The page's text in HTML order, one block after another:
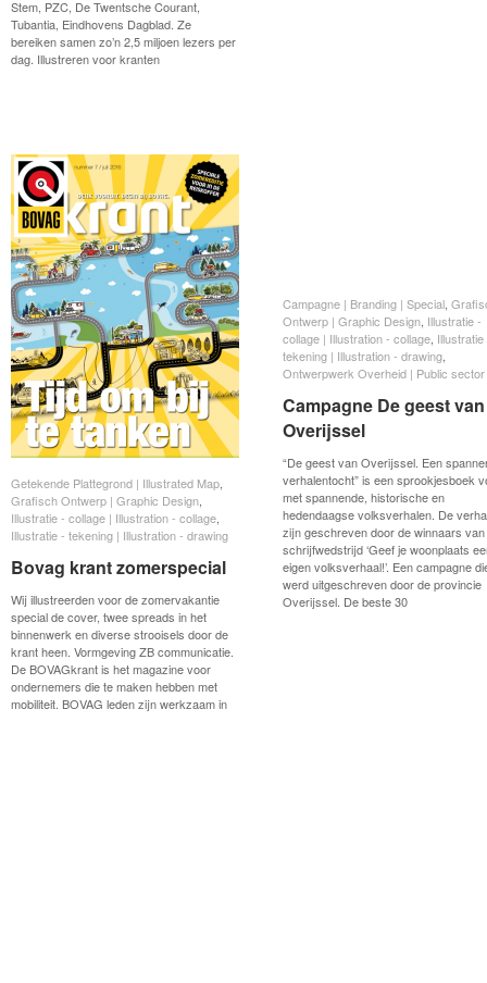
Stem, PZC, De Twentsche Courant,
Tubantia, Eindhovens Dagblad. Ze
bereiken samen zo’n 2,5 miljoen lezers per
dag. Illustreren voor kranten
Campagne | Branding | Special
Ontwerp | Graphic Design Illustratie -
collage | Illustration - collage Illustratie
tekening | Illustration - drawing
Ontwerpwerk Overheid | Public sector
Campagne De geest van
Overijssel
“De geest van Overijssel. Een
verhalentocht” is een sprookjesboek
met spannende, historische en
hedendaagse volksverhalen. De
zijn geschreven door de winnaars
schrijfwedstrijd ‘Geef je woonplaats
eigen volksverhaal!’. Een campagne
werd uitgeschreven door de provincie
Overijssel. De beste 30
Campagne | Branding | Special
Ontwerp | Graphic Design Illustratie -
collage | Illustration - collage Illustratie
tekening | Illustration - drawing
Ontwerpwerk Overheid | Public sector
Campagne De geest van
Overijssel
Getekende Plattegrond | Illustrated Map
Grafisch Ontwerp | Graphic Design
Illustratie - collage | Illustration - collage
Illustratie - tekening | Illustration - drawing
Bovag krant zomerspecial
Wij illustreerden voor de zomervakantie
special de cover, twee spreads in het
binnenwerk en diverse strooisels door de
krant heen. Vormgeving ZB communicatie.
De BOVAGkrant is het magazine voor
ondernemers die te maken hebben met
mobiliteit. BOVAG leden zijn werkzaam in
Getekende Plattegrond | Illustrated Map
Grafisch Ontwerp | Graphic Design
Illustratie - collage | Illustration - collage
Illustratie - tekening | Illustration - drawing
Bovag krant zomerspecial